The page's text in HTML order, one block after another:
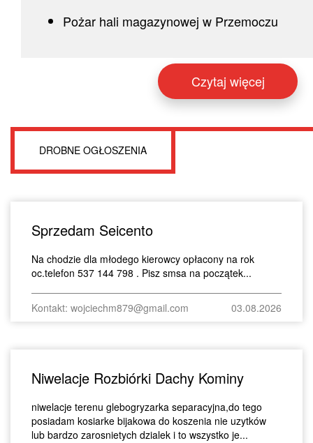
Pożar hali magazynowej w Przemoczu
Czytaj więcej
DROBNE OGŁOSZENIA
Sprzedam Seicento
Na chodzie dla młodego kierowcy opłacony na rok
oc.telefon 537 144 798 . Pisz smsa na początek...
Kontakt: wojciechm879@gmail.com 03.08.2026
Niwelacje Rozbiórki Dachy Kominy
niwelacje terenu glebogryzarka separacyjna,do tego
posiadam kosiarke bijakowa do koszenia nie uzytków
lub bardzo zarosnietych dzialek i to wszystko je...